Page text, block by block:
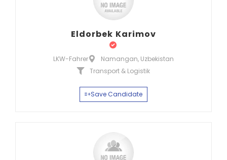
Eldorbek Karimov
LKW-Fahrer
Namangan, Uzbekistan
Transport & Logistik
Save Candidate